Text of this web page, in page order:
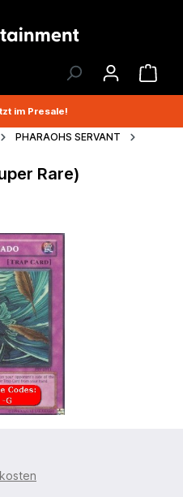
im Presale!
PHARAOHS SERVANT
Rare)